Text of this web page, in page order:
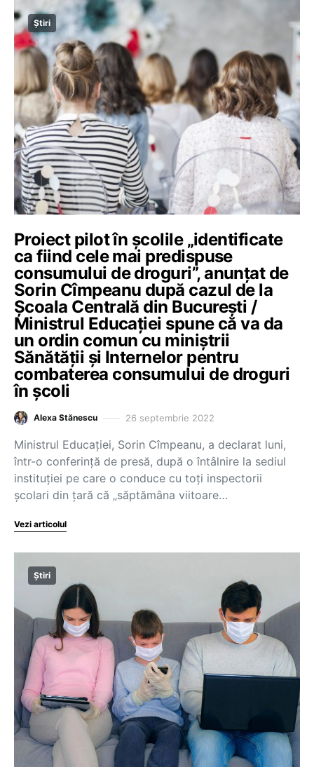
Știri
Proiect pilot în școlile „identificate
ca fiind cele mai predispuse
consumului de droguri”, anunțat de
Sorin Cîmpeanu după cazul de la
Școala Centrală din București /
Ministrul Educației spune că va da
un ordin comun cu miniștrii
Sănătății și Internelor pentru
combaterea consumului de droguri
în școli
Alexa Stănescu 26 septembrie 2022
Ministrul Educației, Sorin Cîmpeanu, a declarat luni,
într-o conferință de presă, după o întâlnire la sediul
instituției pe care o conduce cu toți inspectorii
școlari din țară că „săptămâna viitoare…
Vezi articolul
Știri